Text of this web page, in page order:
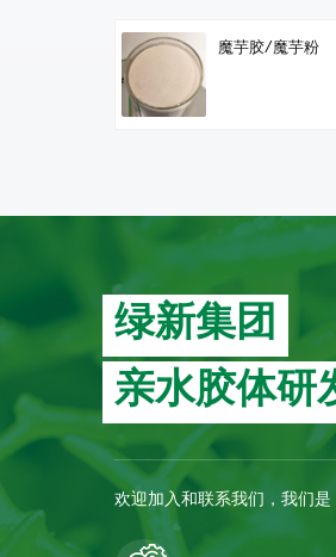
魔芋胶/魔芋粉
绿新集团
亲水胶体研
欢迎加入和联系我们，我们是